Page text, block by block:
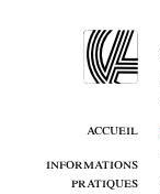
accueil
informations
pratiques